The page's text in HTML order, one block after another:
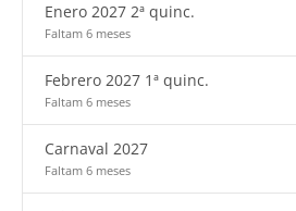
Enero 2027 2ª quinc.
Faltam 6 meses
Febrero 2027 1ª quinc.
Faltam 6 meses
Carnaval 2027
Faltam 6 meses